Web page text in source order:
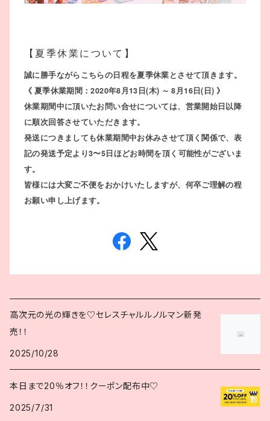
【夏季休業について】
誠に勝手ながらこちらの日程を夏季休業とさせて頂きます。
《 夏季休業期間：2020年8月13日(木) ～ 8月16日(日) 》
休業期間中に頂いたお問い合せについては、営業開始日以降
に順次回答させていただきます。
発送につきましても休業期間中お休みさせて頂く関係で、表
記の発送予定より3〜5日ほどお時間を頂く可能性がございま
す。
皆様には大変ご不便をおかけいたしますが、何卒ご理解の程
お願い申し上げます。
高次元の光の輝きを♡セレスチャルルノルマン新発
売！！
2025/10/28
本日まで20％オフ！！クーポン配布中♡
2025/7/31